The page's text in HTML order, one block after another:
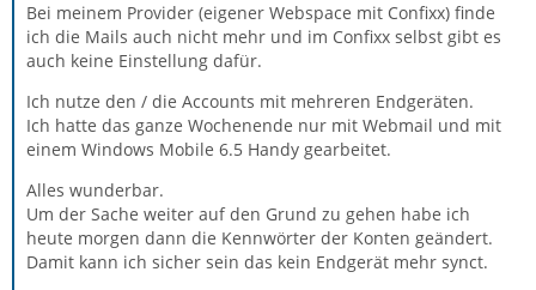
Bei meinem Provider (eigener Webspace mit Confixx) finde
ich die Mails auch nicht mehr und im Confixx selbst gibt es
auch keine Einstellung dafür.
Ich nutze den / die Accounts mit mehreren Endgeräten.
Ich hatte das ganze Wochenende nur mit Webmail und mit
einem Windows Mobile 6.5 Handy gearbeitet.
Alles wunderbar.
Um der Sache weiter auf den Grund zu gehen habe ich
heute morgen dann die Kennwörter der Konten geändert.
Damit kann ich sicher sein das kein Endgerät mehr synct.